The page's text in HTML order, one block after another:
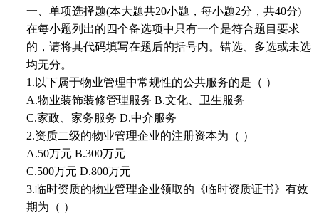
一、单项选择题(本大题共20小题，每小题2分，共40分)
在每小题列出的四个备选项中只有一个是符合题目要求
的，请将其代码填写在题后的括号内。错选、多选或未选
均无分。
1.以下属于物业管理中常规性的公共服务的是（ ）
A.物业装饰装修管理服务 B.文化、卫生服务
C.家政、家务服务 D.中介服务
2.资质二级的物业管理企业的注册资本为（ ）
A.50万元 B.300万元
C.500万元 D.800万元
3.临时资质的物业管理企业领取的《临时资质证书》有效
期为（ ）